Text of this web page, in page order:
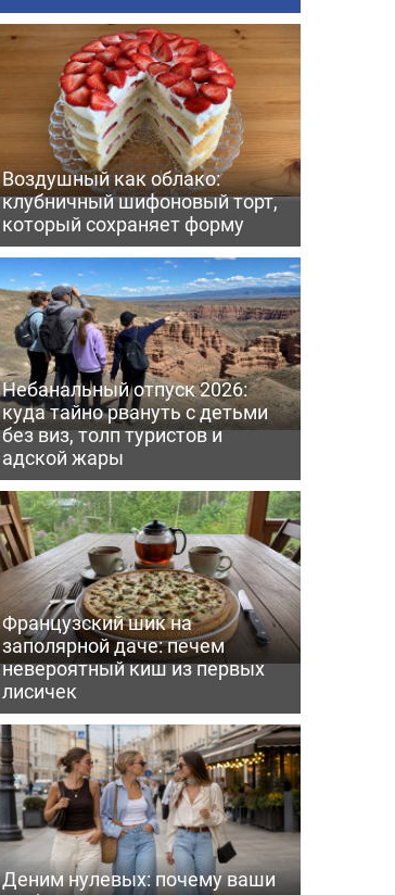
Воздушный как облако:
клубничный шифоновый торт,
который сохраняет форму
Небанальный отпуск 2026:
куда тайно рвануть с детьми
без виз, толп туристов и
адской жары
Французский шик на
заполярной даче: печем
невероятный киш из первых
лисичек
Деним нулевых: почему ваши